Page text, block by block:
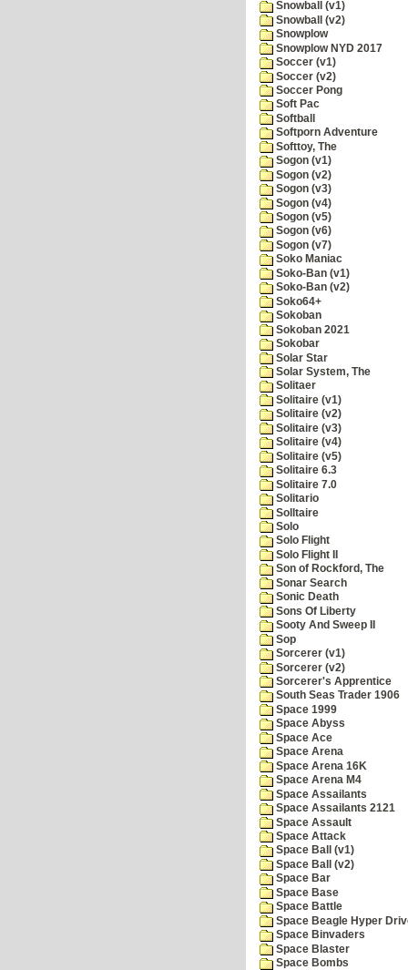
Snowball (v1)
Snowball (v2)
Snowplow
Snowplow NYD 2017
Soccer (v1)
Soccer (v2)
Soccer Pong
Soft Pac
Softball
Softporn Adventure
Softtoy, The
Sogon (v1)
Sogon (v2)
Sogon (v3)
Sogon (v4)
Sogon (v5)
Sogon (v6)
Sogon (v7)
Soko Maniac
Soko-Ban (v1)
Soko-Ban (v2)
Soko64+
Sokoban
Sokoban 2021
Sokobar
Solar Star
Solar System, The
Solitaer
Solitaire (v1)
Solitaire (v2)
Solitaire (v3)
Solitaire (v4)
Solitaire (v5)
Solitaire 6.3
Solitaire 7.0
Solitario
Solltaire
Solo
Solo Flight
Solo Flight II
Son of Rockford, The
Sonar Search
Sonic Death
Sons Of Liberty
Sooty And Sweep II
Sop
Sorcerer (v1)
Sorcerer (v2)
Sorcerer's Apprentice
South Seas Trader 1906
Space 1999
Space Abyss
Space Ace
Space Arena
Space Arena 16K
Space Arena M4
Space Assailants
Space Assailants 2121
Space Assault
Space Attack
Space Ball (v1)
Space Ball (v2)
Space Bar
Space Base
Space Battle
Space Beagle Hyper
Space Binvaders
Space Blaster
Space Bombs